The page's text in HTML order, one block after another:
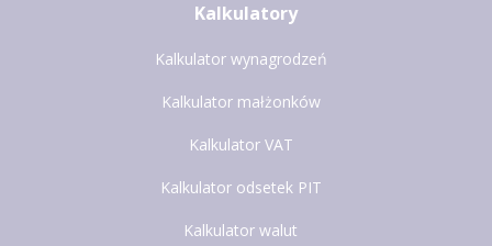
Kalkulatory
Kalkulator wynagrodzeń
Kalkulator małżonków
Kalkulator VAT
Kalkulator odsetek PIT
Kalkulator walut